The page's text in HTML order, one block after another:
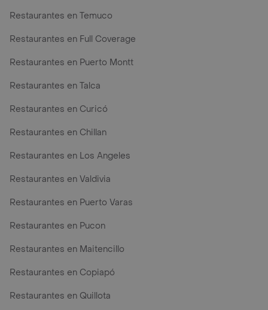
Restaurantes en Temuco
Restaurantes en Full Coverage
Restaurantes en Puerto Montt
Restaurantes en Talca
Restaurantes en Curicó
Restaurantes en Chillan
Restaurantes en Los Angeles
Restaurantes en Valdivia
Restaurantes en Puerto Varas
Restaurantes en Pucon
Restaurantes en Maitencillo
Restaurantes en Copiapó
Restaurantes en Quillota